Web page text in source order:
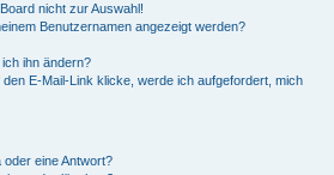
nicht zur Auswahl!
Benutzernamen angezeigt werden?
ihn ändern?
E-Mail-Link klicke, werde ich aufgefordert, mich
eine Antwort?